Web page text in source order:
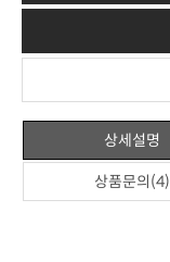
상세설명
상품문의(4)